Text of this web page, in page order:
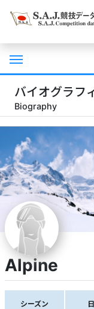
バイオグラフ
Biography
Alpine
シーズン